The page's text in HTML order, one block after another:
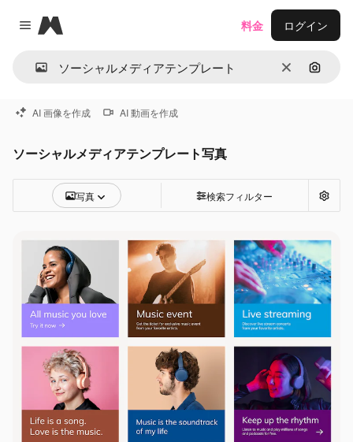
Close menu
Magnific
消去 画像で
料金 ログイン
AI 画像を作成 AI 動画を作成
ソーシャルメディアテンプレート写真
写真 検索フィルター